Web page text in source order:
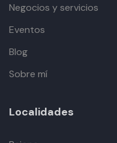
Negocios y servicios
Eventos
Blog
Sobre mí
Localidades